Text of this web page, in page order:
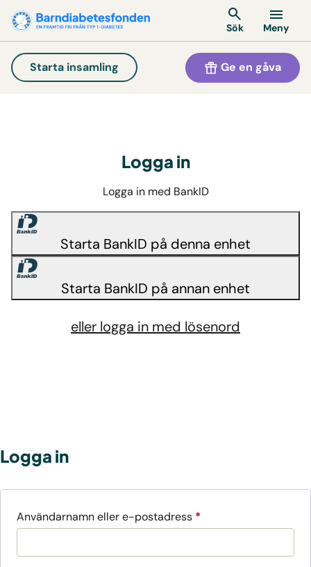
Sök Meny
Starta insamling Ge en gåva
Logga in
Logga in med BankID
Starta BankID på denna enhet
Starta BankID på annan enhet
eller logga in med lösenord
Logga in
Användarnamn eller e-postadress *